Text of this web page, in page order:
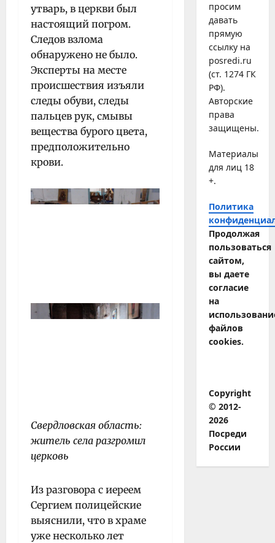
утварь, в церкви был
настоящий погром.
Следов взлома
обнаружено не было.
Эксперты на месте
происшествия изъяли
следы обуви, следы
пальцев рук, смывы
вещества бурого цвета,
предположительно
крови.
Свердловская область:
житель села разгромил
церковь
Из разговора с иереем
Сергием полицейские
выяснили, что в храме
уже несколько лет
просим
давать
прямую
ссылку на
posredi.ru
(ст. 1274 ГК
РФ).
Авторские
права
защищены.
Материалы
для лиц 18
+.
Политика
Продолжая
пользоваться
сайтом,
вы даете
согласие
на
файлов
cookies.
Copyright
© 2012-
2026
Посреди
России